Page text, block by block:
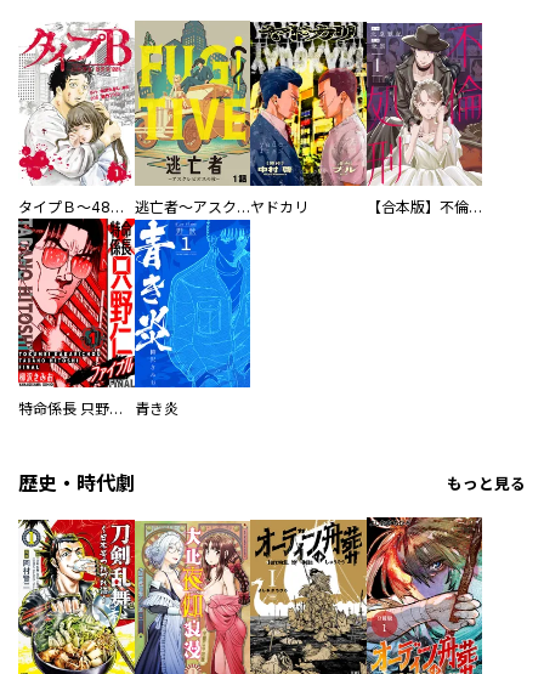
タイプＢ～48時間後、致死率100％～【単話】 逃亡者～アスクレピオスの杖～ヤドカリ 【合本版】不倫処刑
特命係長 只野仁ファイナル 愛蔵版 青き炎
歴史・時代劇 もっと見る